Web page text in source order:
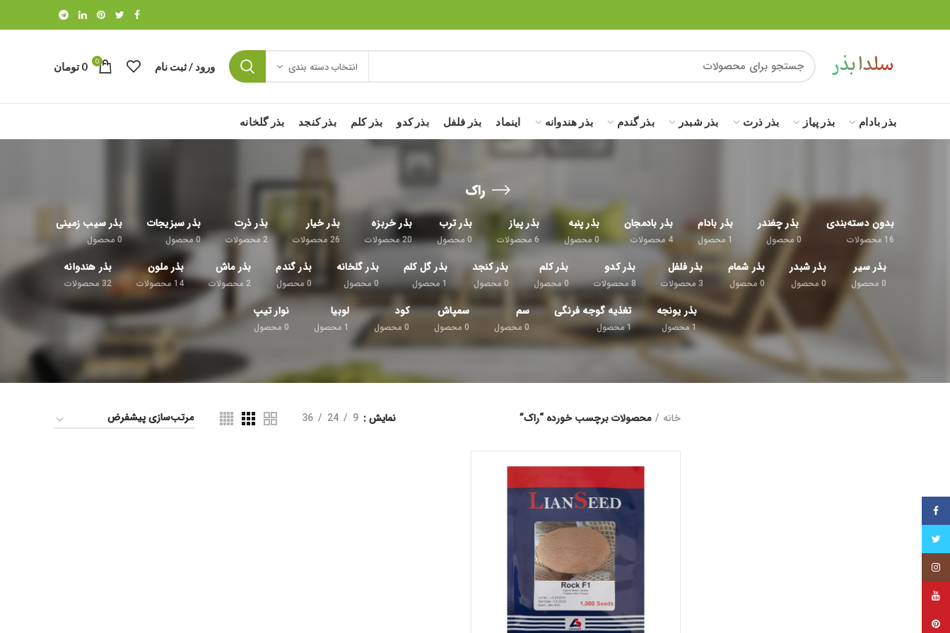
انتخاب دسته بندی ورود / ثبت نام 0
0 تومان
بذر بادام بذر پیاز بذر ذرت بذر شبدر بذر گندم بذر هندوانه اینماد بذر فلفل بذر کدو بذر کلم بذر کنجد بذر گلخانه
راک
بدون دسته‌بندی
16 محصولات
بذر چغندر
0 محصول
بذر بادام
1 محصول
بذر بادمجان
4 محصولات
بذر پنبه
0 محصول
بذر پیاز
6 محصولات
بذر ترب
0 محصول
بذر خربزه
20 محصولات
بذر خیار
26 محصولات
بذر ذرت
2 محصولات
بذر سبزیجات
0 محصول
بذر سیب زمینی
0 محصول
بذر سیر
0 محصول
بذر شبدر
0 محصول
بذر شمام
0 محصول
بذر فلفل
3 محصولات
بذر کدو
8 محصولات
بذر کلم
0 محصول
بذر کنجد
0 محصول
بذر گل کلم
1 محصول
بذر گلخانه
0 محصول
بذر گندم
0 محصول
بذر ماش
2 محصولات
بذر ملون
14 محصولات
بذر هندوانه
32 محصولات
بذر یونجه
1 محصول
تغذیه گوجه فرنگی
1 محصول
سم
0 محصول
سمپاش
0 محصول
کود
0 محصول
لوبیا
1 محصول
نوار تیپ
0 محصول
خانه محصولات برچسب خورده “راک” نمایش 9
24
36